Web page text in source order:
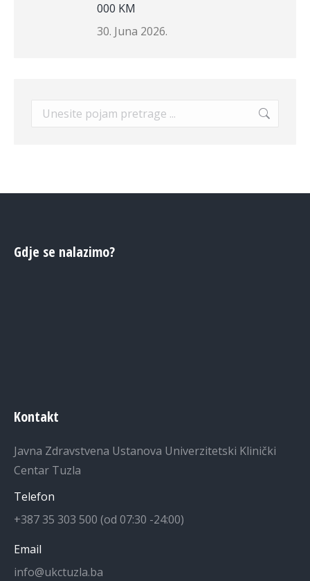
000 KM
30. Juna 2026.
Search:
Gdje se nalazimo?
Kontakt
Javna Zdravstvena Ustanova Univerzitetski Klinički
Centar Tuzla
Telefon
+387 35 303 500 (od 07:30 -24:00)
Email
info@ukctuzla.ba